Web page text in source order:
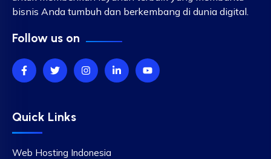
bisnis Anda tumbuh dan berkembang di dunia digital.
Follow us on
Quick Links
Web Hosting Indonesia